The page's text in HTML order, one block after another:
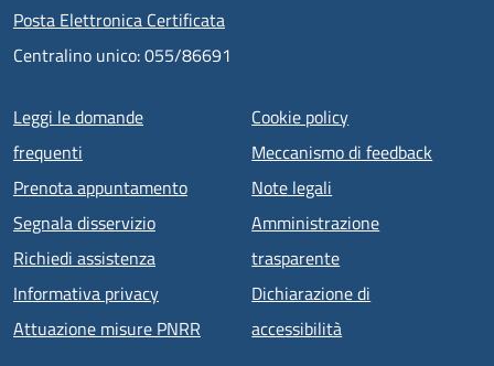
Posta Elettronica Certificata
Centralino unico: 055/86691
Menu piè di pagina
Leggi le domande
frequenti
Prenota appuntamento
Segnala disservizio
Richiedi assistenza
Informativa privacy
Attuazione misure PNRR
Cookie policy
Meccanismo di feedback
Note legali
Amministrazione
trasparente
Dichiarazione di
accessibilità